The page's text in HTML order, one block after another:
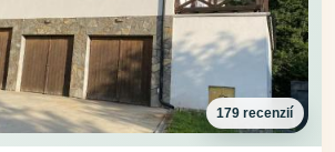
179 recenzií